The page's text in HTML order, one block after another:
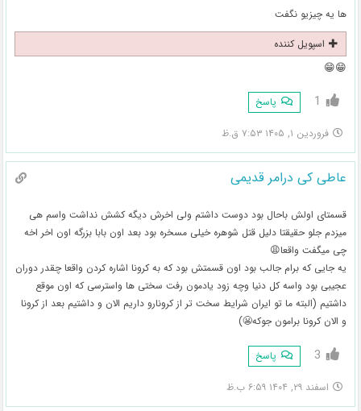
ها یه چیزیو نگفت
اسپویل کننده
😁😁
1 پاسخ
فروردین ۱, ۱۴۰۵ ۷:۵۳ ق.ظ
عاطی کی درامر قدیمی
قسمتای اولش باحال بود دوست داشتم ولی اخرش دیگه کشش نداشت واسم هی
میزدم جلو حقیقتا دلیل قتل شوهره خیلی مسخره بود بعد اون بابا بزرگه اون اخر اخه
چی میگفت واقعا😩
یه جایی که برام جالب بود ا‌ون قسمتش بود که به کرونا اشاره کردن واقعا چقدر دوران
عجیبی بود واسه کل دنیا وچه زود یادمون رفت سختی ها واسترسی که اون موقع
داشتیم (البته ما تو ایران شرایط سخت تر از کرونارو داریم الان و داشتیم بعد از کرونا
و الان کرونا برامون جوکه😬)
3 پاسخ
اسفند ۲۹, ۱۴۰۴ ۶:۵۹ ب.ظ